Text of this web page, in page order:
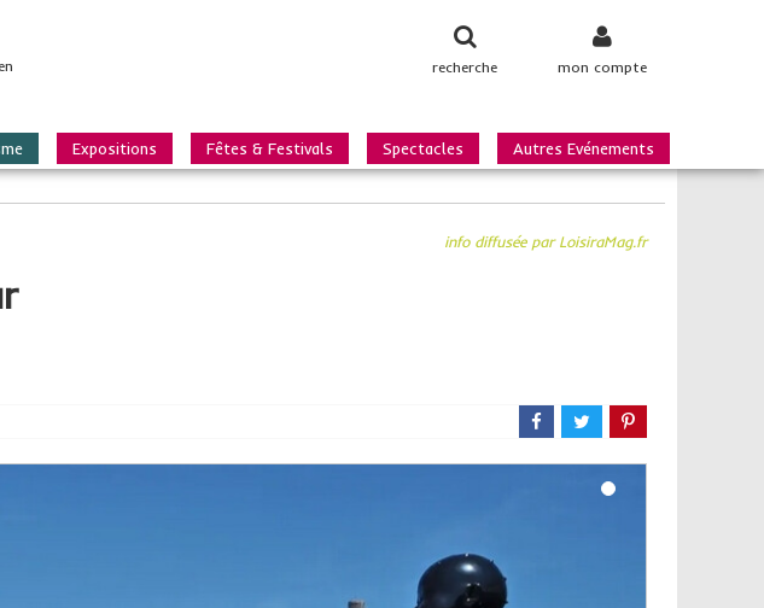
mon compte
recherche
Expositions Fêtes & Festivals Spectacles Autres Evénements
info diffusée par LoisiraMag.fr